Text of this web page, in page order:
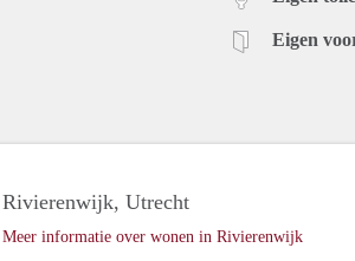
Eigen
Rivierenwijk, Utrecht
Meer informatie over wonen in Rivierenwijk